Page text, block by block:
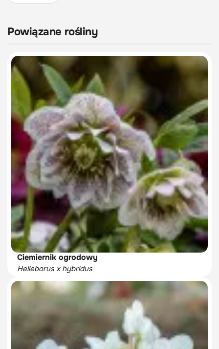
Powiązane rośliny
Ciemiernik ogrodowy
Helleborus x hybridus